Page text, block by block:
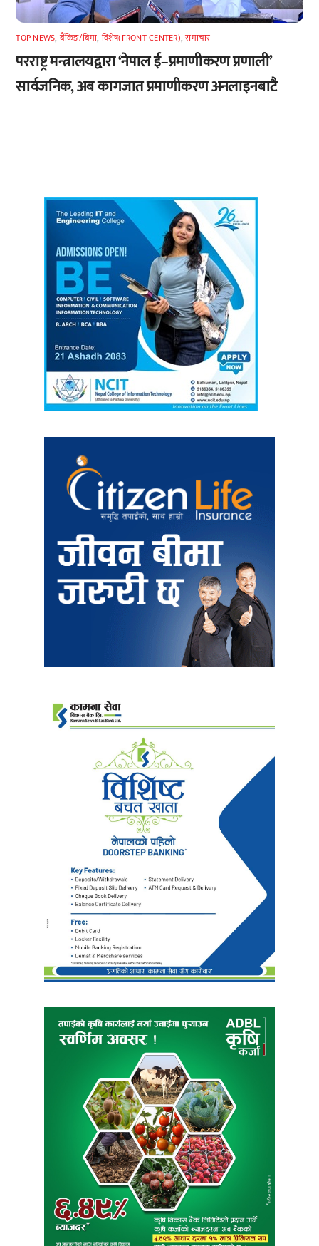
TOP NEWS, बैंकिङ/बिमा, विशेष(FRONT-CENTER),समाचार
परराष्ट्र मन्त्रालयद्वारा ‘नेपाल ई–प्रमाणीकरण प्रणाली’
सार्वजनिक, अब कागजात प्रमाणीकरण अनलाइनबाटै